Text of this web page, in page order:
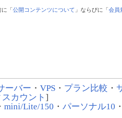
に「公開コンテンツについて 」ならびに「会員
ーバー ・ VPS ・ プラン比較 ・
カウント ]
mini/Lite/150 ・ パーソナル10